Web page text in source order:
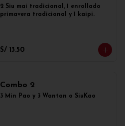
2 Siu mai tradicional, 1 enrollado
primavera tradicional y 1 kaipi.
S/ 13.50
Combo 2
3 Min Pao y 3 Wantan o SiuKao